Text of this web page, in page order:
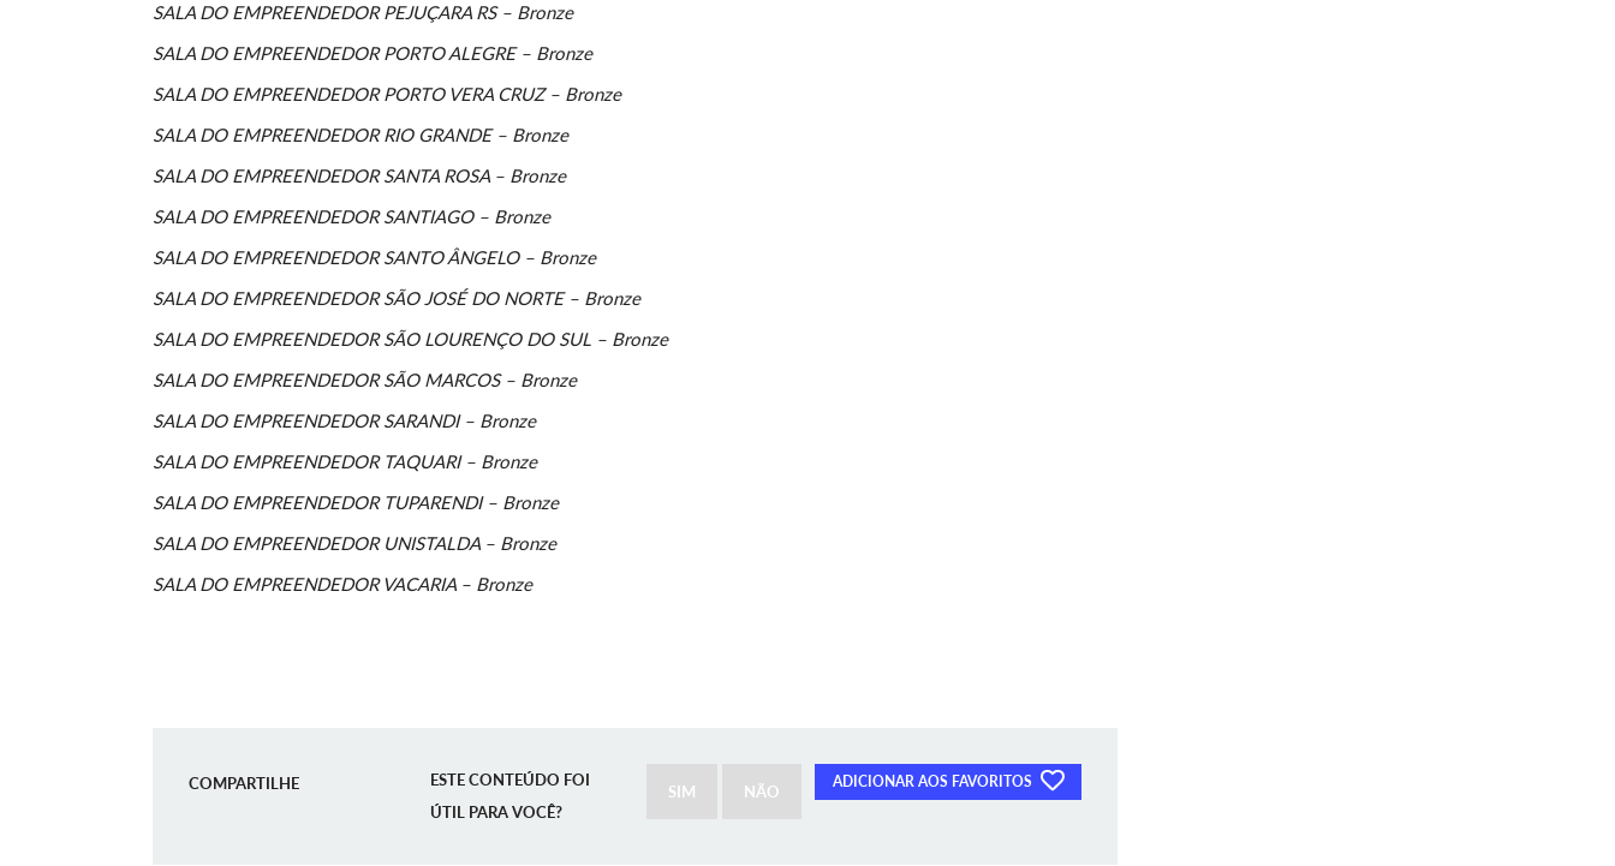
SALA DO EMPREENDEDOR PEJUÇARA RS – Bronze
SALA DO EMPREENDEDOR PORTO ALEGRE – Bronze
SALA DO EMPREENDEDOR PORTO VERA CRUZ – Bronze
SALA DO EMPREENDEDOR RIO GRANDE – Bronze
SALA DO EMPREENDEDOR SANTA ROSA – Bronze
SALA DO EMPREENDEDOR SANTIAGO – Bronze
SALA DO EMPREENDEDOR SANTO ÂNGELO – Bronze
SALA DO EMPREENDEDOR SÃO JOSÉ DO NORTE – Bronze
SALA DO EMPREENDEDOR SÃO LOURENÇO DO SUL – Bronze
SALA DO EMPREENDEDOR SÃO MARCOS – Bronze
SALA DO EMPREENDEDOR SARANDI – Bronze
SALA DO EMPREENDEDOR TAQUARI – Bronze
SALA DO EMPREENDEDOR TUPARENDI – Bronze
SALA DO EMPREENDEDOR UNISTALDA – Bronze
SALA DO EMPREENDEDOR VACARIA – Bronze
COMPARTILHE ADICIONAR AOS FAVORITOS
ESTE CONTEÚDO FOI
ÚTIL PARA VOCÊ?
SIM NÃO